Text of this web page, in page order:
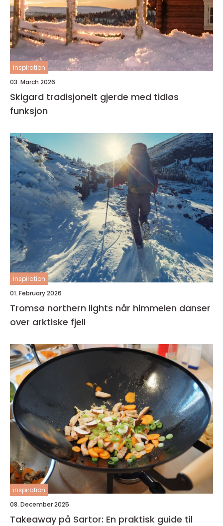
inspiration
03. March 2026
Skigard tradisjonelt gjerde med tidløs
funksjon
inspiration
01. February 2026
Tromsø northern lights når himmelen danser
over arktiske fjell
inspiration
08. December 2025
Takeaway på Sartor: En praktisk guide til